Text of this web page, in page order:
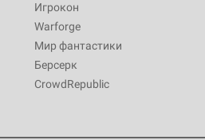
Игрокон
Warforge
Мир фантастики
Берсерк
CrowdRepublic